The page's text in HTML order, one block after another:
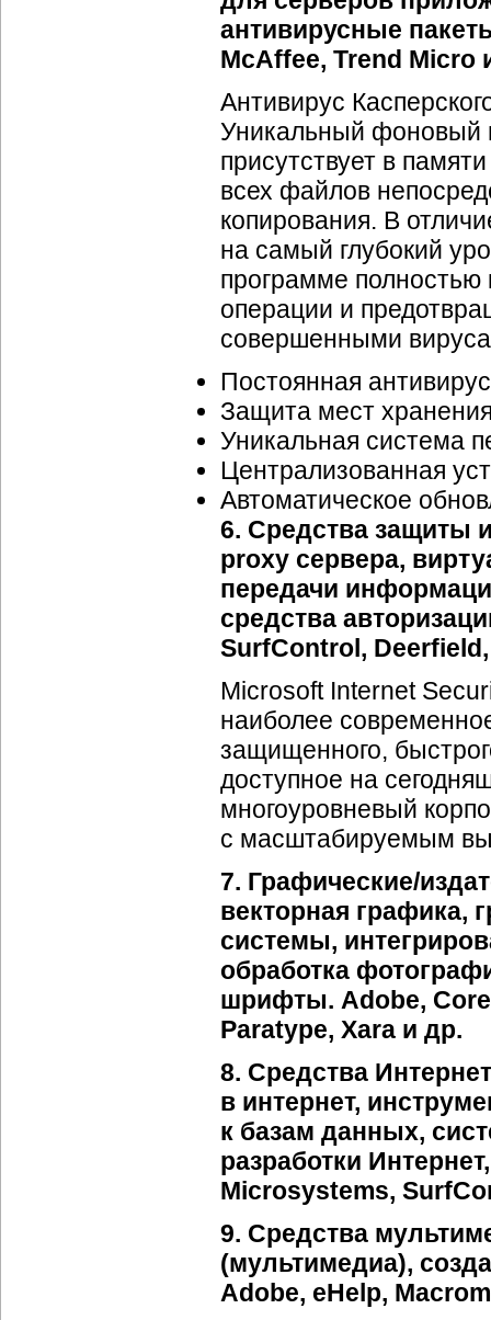
антивирусные
McAffee, Trend Micro
Антивирус
Уникальный фоновый
присутствует в
всех файлов
копирования. В
на самый глубокий
программе
операции и
совершенными
Постоянная
Защита мест
Уникальная система
Централизованная
Автоматическое
6. Средства защиты
proxy сервера,
передачи
средства
SurfControl,
Microsoft Internet
наиболее
защищенного,
доступное на
многоуровневый
с масштабируемым
7. Графические/
векторная графика,
системы,
обработка
шрифты. Adobe,
Paratype, Xara и др.
8. Средства
в интернет,
к базам данных,
разработки
Microsystems,
9. Средства
(мультимедиа),
Adobe, eHelp,